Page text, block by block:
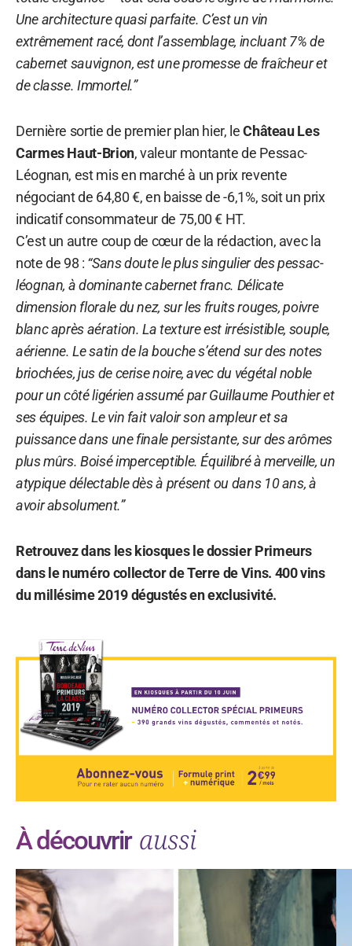
Une architecture quasi parfaite. C’est un vin
extrêmement racé, dont l’assemblage, incluant 7% de
cabernet sauvignon, est une promesse de fraîcheur et
de classe. Immortel.”
Dernière sortie de premier plan hier, leChâteau Les
Carmes Haut-Brion, valeur montante de Pessac-
Léognan, est mis en marché à un prix revente
négociant de 64,80 €, en baisse de -6,1%, soit un prix
indicatif consommateur de 75,00 € HT.
C’est un autre coup de cœur de la rédaction, avec la
note de 98 : “Sans doute le plus singulier des pessac-
léognan, à dominante cabernet franc. Délicate
dimension florale du nez, sur les fruits rouges, poivre
blanc après aération. La texture est irrésistible, souple,
aérienne. Le satin de la bouche s’étend sur des notes
briochées, jus de cerise noire, avec du végétal noble
pour un côté ligérien assumé par Guillaume Pouthier et
ses équipes. Le vin fait valoir son ampleur et sa
puissance dans une finale persistante, sur des arômes
plus mûrs. Boisé imperceptible. Équilibré à merveille, un
atypique délectable dès à présent ou dans 10 ans, à
avoir absolument.”
Retrouvez dans les kiosques le dossier Primeurs
dans le numéro collector de Terre de Vins. 400 vins
du millésime 2019 dégustés en exclusivité.
À découvrir aussi